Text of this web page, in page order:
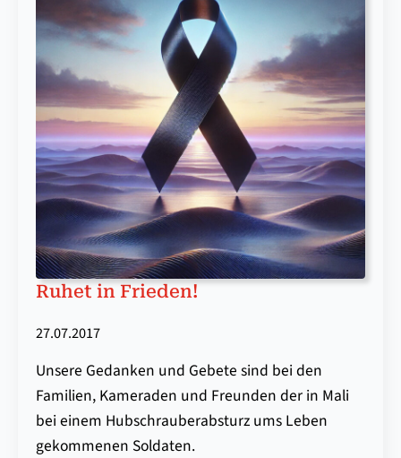
Ruhet in Frieden!
27.07.2017
Unsere Gedanken und Gebete sind bei den
Familien, Kameraden und Freunden der in Mali
bei einem Hubschrauberabsturz ums Leben
gekommenen Soldaten.